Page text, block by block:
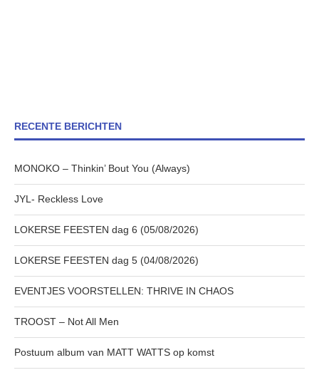
RECENTE BERICHTEN
MONOKO – Thinkin’ Bout You (Always)
JYL- Reckless Love
LOKERSE FEESTEN dag 6 (05/08/2026)
LOKERSE FEESTEN dag 5 (04/08/2026)
EVENTJES VOORSTELLEN: THRIVE IN CHAOS
TROOST – Not All Men
Postuum album van MATT WATTS op komst